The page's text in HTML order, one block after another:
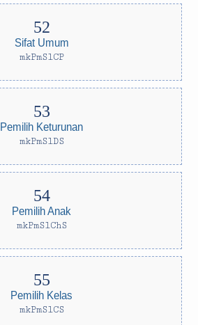
Sifat Umum
mkPmSlCP
Pemilih Keturunan
mkPmSlDS
Pemilih Anak
mkPmSlChS
Pemilih Kelas
mkPmSlCS